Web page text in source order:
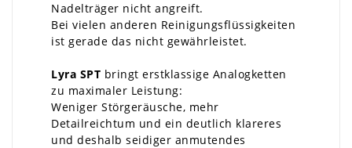
Nadelträger nicht angreift.
Bei vielen anderen Reinigungsflüssigkeiten
ist gerade das nicht gewährleistet.
Lyra SPT bringt erstklassige Analogketten
zu maximaler Leistung:
Weniger Störgeräusche, mehr
Detailreichtum und ein deutlich klareres
und deshalb seidiger anmutendes